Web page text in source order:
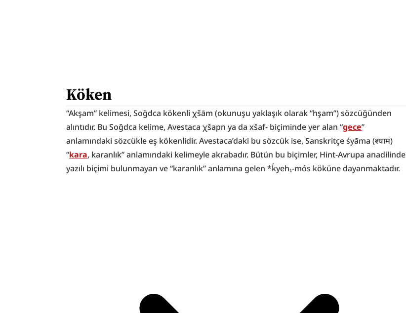
Köken
“Akşam” kelimesi, Soğdca kökenli χšām (okunuşu yaklaşık olarak “hşam”) sözcüğünden
alıntıdır. Bu Soğdca kelime, Avestaca χšapn ya da xšaf- biçiminde yer alan “gece”
anlamındaki sözcükle eş kökenlidir. Avestaca’daki bu sözcük ise, Sanskritçe śyāma (श्याम)
“kara, karanlık” anlamındaki kelimeyle akrabadır. Bütün bu biçimler, Hint-Avrupa anadilinde
yazılı biçimi bulunmayan ve “karanlık” anlamına gelen *ḱyeh₁-mós köküne dayanmaktadır.